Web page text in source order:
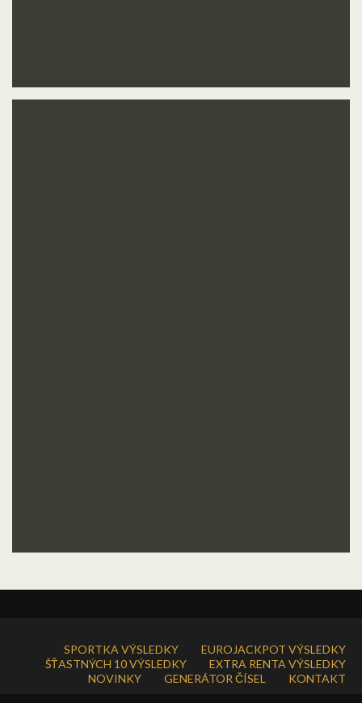
SPORTKA VÝSLEDKY
EUROJACKPOT VÝSLEDKY
ŠŤASTNÝCH 10 VÝSLEDKY
EXTRA RENTA VÝSLEDKY
NOVINKY
GENERÁTOR ČÍSEL KONTAKT